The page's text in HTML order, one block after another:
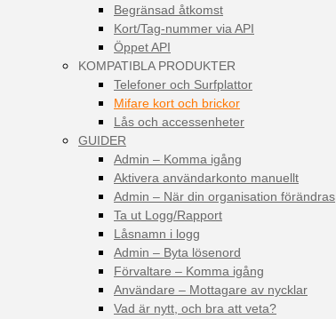
Begränsad åtkomst
Kort/Tag-nummer via API
Öppet API
KOMPATIBLA PRODUKTER
Telefoner och Surfplattor
Mifare kort och brickor
Lås och accessenheter
GUIDER
Admin – Komma igång
Aktivera användarkonto manuellt
Admin – När din organisation förändras
Ta ut Logg/Rapport
Låsnamn i logg
Admin – Byta lösenord
Förvaltare – Komma igång
Användare – Mottagare av nycklar
Vad är nytt, och bra att veta?